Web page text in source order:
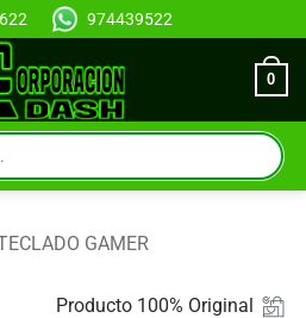
974439522
0
GAMER
Producto 100% Original